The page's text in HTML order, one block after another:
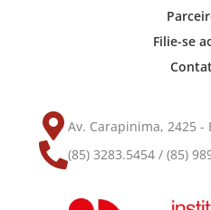
Filie-se
Av. Carapinima, 2425 -
(85) 3283.5454 / (85)